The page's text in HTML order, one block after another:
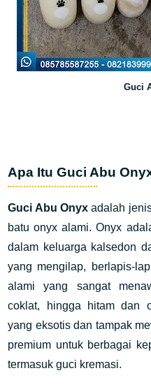
Guci
Apa Itu Guci Abu
Guci Abu Onyx adalah
batu onyx alami. Onyx
dalam keluarga kalsedon
yang mengilap, berlapis-
alami yang sangat
coklat, hingga hitam dan
yang eksotis dan tampak
premium untuk berbagai
termasuk guci kremasi.